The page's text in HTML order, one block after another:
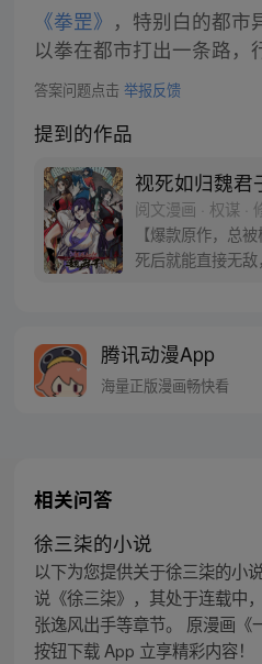
《拳罡》 ，特别白的都市
以拳在都市打出一条路，
答案问题点击 举报反馈
提到的作品
视死如归魏君
阅文漫画 · 权谋 ·
【爆款原作，总
死后就能直接无
他一世周全。 他
捕表示这辈子只
腾讯动漫App
海量正版漫画畅快看
相关问答
徐三柒的小说
以下为您提供关于徐三柒的小
说《徐三柒》，其处于连载中
张逸风出手等章节。 原漫画《
按钮下载 App 立享精彩内容！